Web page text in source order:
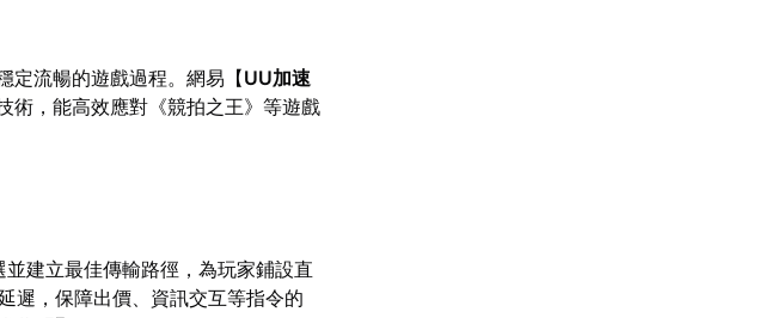
定流暢的遊戲過程。網易【UU加速
術，能高效應對《競拍之王》等遊戲
並建立最佳傳輸路徑，為玩家鋪設直
遲，保障出價、資訊交互等指令的